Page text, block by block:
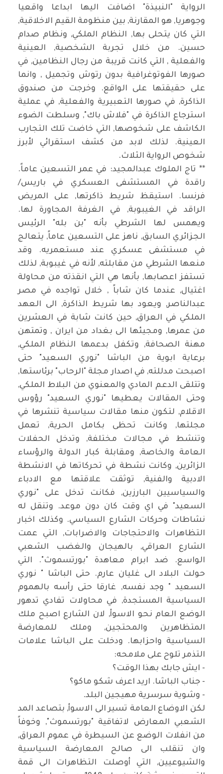
الرواية "النبيذة" اضافت اليها ابداعا واقعيا
وجوهريا, هو المقارنة, بين منظومة القيم الاخلاقية,
التي كان يتحلى بها, النظام الملكي, ونظام صدام
حسين. من خلال تجربة الشخصية, العينية
والفعلية , التي كانت قريبة من رجال النظامين, في
صورها الفوتوغرافية بدون رتوش وتجميل , وانما
على حقيقتها على الواقع. وخرجت من صندوق
الذاكرة, في صورها التعبيرية والفعلية, في عملية
استرجاع الذاكرة في "فلاش باك", وسلطت الضوء
الكاشف على شخوصها, التي خاضت تلك التجارب
العينية. لذلك لابد من كشف استقرائي لأبرز
شخوص الرواية الثلاث.
** تاج الملوك عبدالمجيد: في عمر التسعين عاماً.
راقدة في المستشفى العسكري في باريس/
فرنسا. استيقظ شريط ذاكرتها, على المريض
الراقد في الغيبوبة, في الغرفة المجاورة لها.
ويهمس لها الشرطي بأنه "بن بله" الرئيس
الجزائري السابق, ناهز على التسعين عاماً, يتعالج
في مستشفى عسكري عند مستعمريه. وقد
منعها الشرطي من مقابلته, لأنه في غيبوبة, لذلك
تستفز اعصابها, بأنها هي التي انقذته من محاولة
اغتيال, عندما كان شاباً , خلال تواجده في مصر
عبدالناصر, ويعود بها شريط الذاكرة, الى العهد
الملكي في العراق, حين كانت شابة في العشرين
من عمرها, ومجيئها الى بغداد من ايران , وتمتهن
مهنة الصحافة, وتكفل بدعمها النظام الملكي,
برعاية ابوية من الباشا "نوري السعيد" حتى
اصبحت مدللته, في اصدار مجلة "الرحاب" برئاستها,
وتتلقى الدعم المادي والمعنوي من البلاط الملكي,
وحتى المقالات يعطيها "نوري السعيد" رؤوس
الاقلام, لتكون منها مقالات سياسية تنشرها في
مجلتها, وكانت تحظى بكامل الحرية, تعمل
وتنشط في مجالات مختلفة, وتدخل الحفلات
العامة والخاصة, ومقابلة كبار الدولة والرؤساء
الزائرين, وكانت نشطة في تحركاتها في الانشطة
الادبية والفنية, توثقت علاقتها مع الادباء
والسياسيين البارزين, فكانت تدخل على "نوري
السعيد" في اي وقت كان دون موعد. وتنقل له
نشاطات وحركات الشارع السياسي. وكذلك اخبار
التظاهرات والاحتجاجات والاضرابات, التي عمت
الشارع العراقي, بالهيجان والغضب الشعبي
الواسع. ضد ابرام معاهدة "بورتسموث". التي
حولت البلاد الى غليان عارم. حتى الباشا " نوري
السعيد " وجد نفسه, غارقا حتى رأسه بالهموم
السياسية المستجدة, في محاولات تفادي تدهور
الوضع العام نحو الاسوأ, لان الشارع اصبح ملك
المتظاهرين والمحتجين, وملك للمعارضة
السياسية واحزابها. ودخلت على الباشا علامات
التذمر تلوح على ملامحه:
- ايش جابك بهذا الوقت؟
- جناب الباشا. اريد اعرف شكو ماكو؟
- وشوية سرسرية مهيجين البلد.
لكن الاوضاع العامة تسير الى الاسوأ, بتصاعد المد
الشعبي المعارض لاتفاقية "بورتسموث", وخوفاً
من انفلات الوضع عن السيطرة في عموم العراق,
وان تنقلب الى صالح المعارضة السياسية
والشيوعيين, التي أوصلت التظاهرات الى قمة